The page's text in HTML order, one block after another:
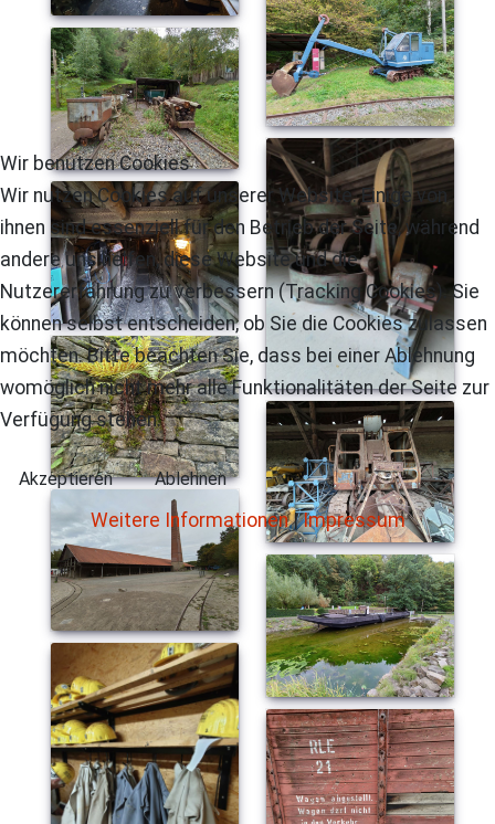
Wir benutzen Cookies
Wir nutzen Cookies auf unserer Website. Einige von
ihnen sind essenziell für den Betrieb der Seite, während
andere uns helfen, diese Website und die
Nutzererfahrung zu verbessern (Tracking Cookies). Sie
können selbst entscheiden, ob Sie die Cookies zulassen
möchten. Bitte beachten Sie, dass bei einer Ablehnung
womöglich nicht mehr alle Funktionalitäten der Seite zur
Verfügung stehen.
Akzeptieren Ablehnen
Weitere Informationen|Impressum